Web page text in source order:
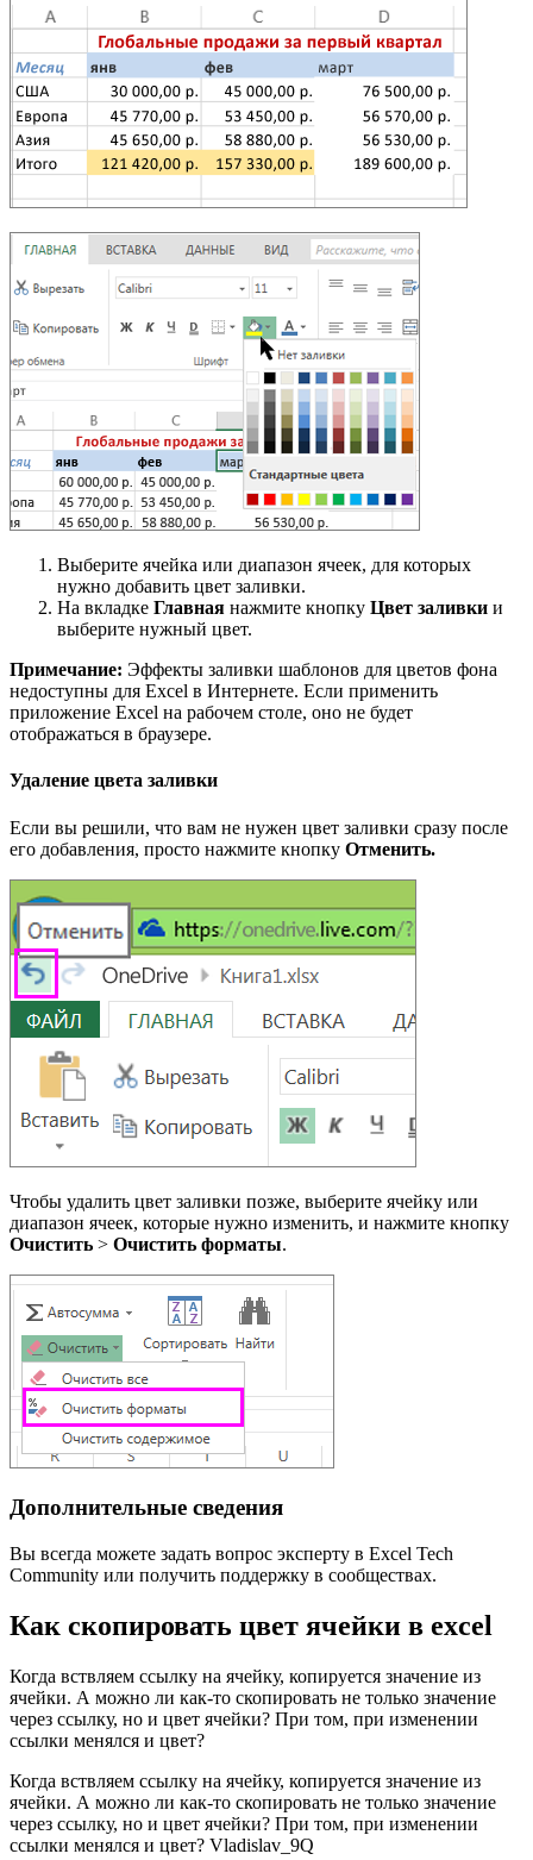
Выберите ячейка или диапазон ячеек, для которых
нужно добавить цвет заливки.
На вкладке Главная нажмите кнопку Цвет заливки и
выберите нужный цвет.
Примечание: Эффекты заливки шаблонов для цветов фона
недоступны для Excel в Интернете. Если применить
приложение Excel на рабочем столе, оно не будет
отображаться в браузере.
Удаление цвета заливки
Если вы решили, что вам не нужен цвет заливки сразу после
его добавления, просто нажмите кнопку Отменить.
Чтобы удалить цвет заливки позже, выберите ячейку или
диапазон ячеек, которые нужно изменить, и нажмите кнопку
Очистить > Очистить форматы.
Дополнительные сведения
Вы всегда можете задать вопрос эксперту в Excel Tech
Community или получить поддержку в сообществах.
Как скопировать цвет ячейки в excel
Когда вствляем ссылку на ячейку, копируется значение из
ячейки. А можно ли как-то скопировать не только значение
через ссылку, но и цвет ячейки? При том, при изменении
ссылки менялся и цвет?
Когда вствляем ссылку на ячейку, копируется значение из
ячейки. А можно ли как-то скопировать не только значение
через ссылку, но и цвет ячейки? При том, при изменении
ссылки менялся и цвет? Vladislav_9Q